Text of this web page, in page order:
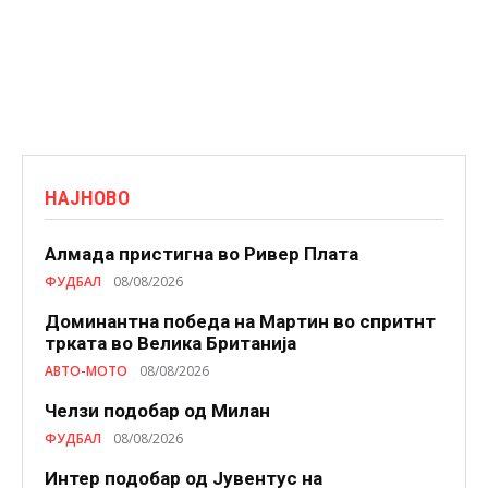
НАЈНОВО
Алмада пристигна во Ривер Плата
ФУДБАЛ 08/08/2026
Доминантна победа на Мартин во спритнт
трката во Велика Британија
АВТО-МОТО 08/08/2026
Челзи подобaр од Милан
ФУДБАЛ 08/08/2026
Интер подобар од Јувентус на